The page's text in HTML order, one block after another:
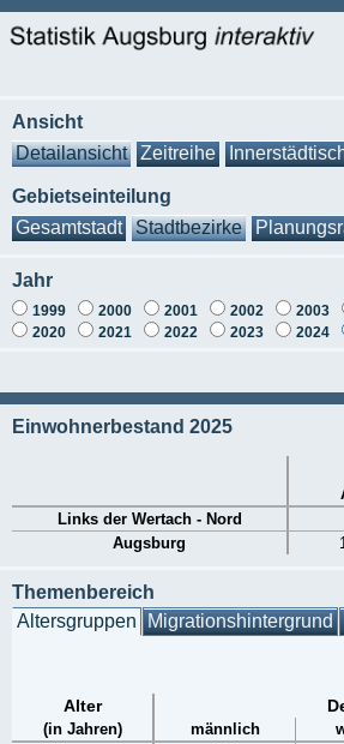
Ansicht
Detailansicht
Zeitreihe
Gebietseinteilung
Gesamtstadt
Stadtbezirke
Jahr
1999 2000 2001 2002 2003
2020
2021 2022 2023 2024
Einwohnerbestand 2025
Links der Wertach - Nord
Augsburg
Themenbereich
Altersgruppen Migrationshintergrund
Alter
(in Jahren) männlich